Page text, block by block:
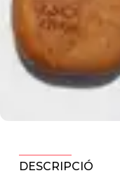
DESCRIPCIÓ